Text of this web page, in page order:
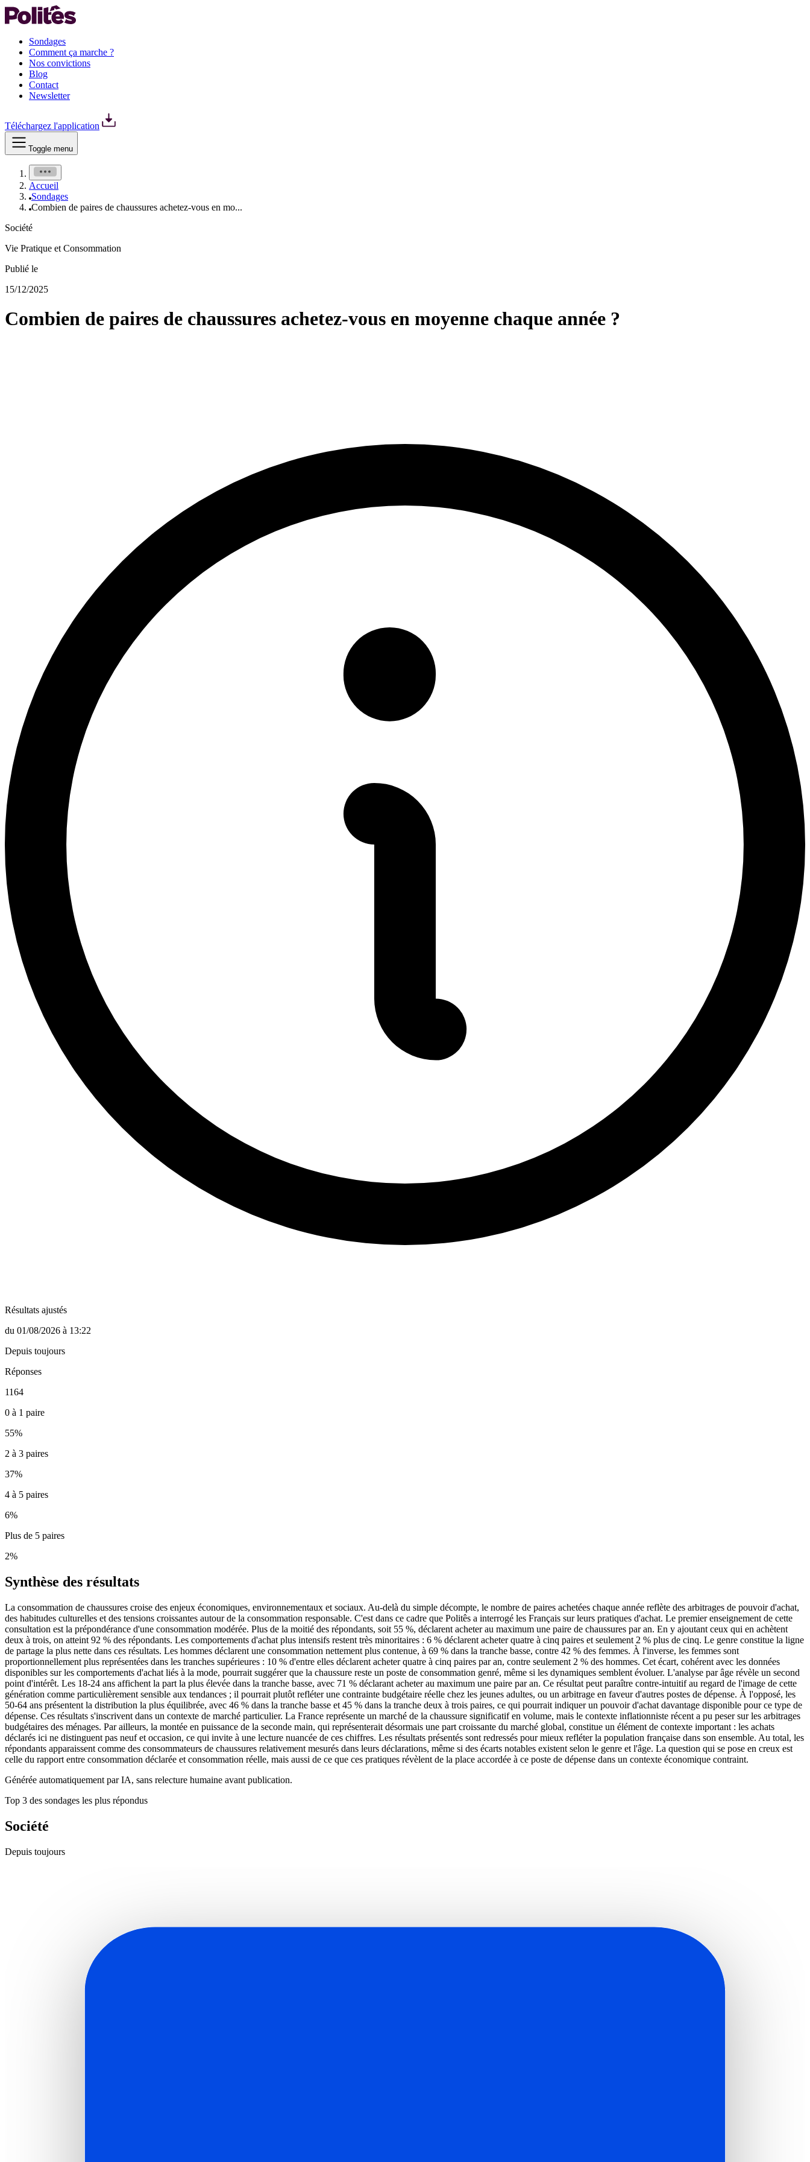
Sondages
Comment ça marche ?
Nos convictions
Blog
Contact
Newsletter
Téléchargez l'application
Toggle menu
Accueil
Sondages
Combien de paires de chaussures achetez-vous en mo...
Société
Vie Pratique et Consommation
Publié le
15/12/2025
Combien de paires de chaussures achetez-vous en moyenne chaque année ?
Résultats ajustés
du 01/08/2026 à 13:22
Depuis toujours
Réponses
1164
0 à 1 paire
55%
2 à 3 paires
37%
4 à 5 paires
6%
Plus de 5 paires
2%
Synthèse des résultats
La consommation de chaussures croise des enjeux économiques, environnementaux et sociaux. Au-delà du simple décompte, le nombre de paires achetées chaque année reflète des arbitrages de pouvoir d'achat,
des habitudes culturelles et des tensions croissantes autour de la consommation responsable. C'est dans ce cadre que Politês a interrogé les Français sur leurs pratiques d'achat. Le premier enseignement de cette
consultation est la prépondérance d'une consommation modérée. Plus de la moitié des répondants, soit 55 %, déclarent acheter au maximum une paire de chaussures par an. En y ajoutant ceux qui en achètent
deux à trois, on atteint 92 % des répondants. Les comportements d'achat plus intensifs restent très minoritaires : 6 % déclarent acheter quatre à cinq paires et seulement 2 % plus de cinq. Le genre constitue la ligne
de partage la plus nette dans ces résultats. Les hommes déclarent une consommation nettement plus contenue, à 69 % dans la tranche basse, contre 42 % des femmes. À l'inverse, les femmes sont
proportionnellement plus représentées dans les tranches supérieures : 10 % d'entre elles déclarent acheter quatre à cinq paires par an, contre seulement 2 % des hommes. Cet écart, cohérent avec les données
disponibles sur les comportements d'achat liés à la mode, pourrait suggérer que la chaussure reste un poste de consommation genré, même si les dynamiques semblent évoluer. L'analyse par âge révèle un second
point d'intérêt. Les 18-24 ans affichent la part la plus élevée dans la tranche basse, avec 71 % déclarant acheter au maximum une paire par an. Ce résultat peut paraître contre-intuitif au regard de l'image de cette
génération comme particulièrement sensible aux tendances ; il pourrait plutôt refléter une contrainte budgétaire réelle chez les jeunes adultes, ou un arbitrage en faveur d'autres postes de dépense. À l'opposé, les
50-64 ans présentent la distribution la plus équilibrée, avec 46 % dans la tranche basse et 45 % dans la tranche deux à trois paires, ce qui pourrait indiquer un pouvoir d'achat davantage disponible pour ce type de
dépense. Ces résultats s'inscrivent dans un contexte de marché particulier. La France représente un marché de la chaussure significatif en volume, mais le contexte inflationniste récent a pu peser sur les arbitrages
budgétaires des ménages. Par ailleurs, la montée en puissance de la seconde main, qui représenterait désormais une part croissante du marché global, constitue un élément de contexte important : les achats
déclarés ici ne distinguent pas neuf et occasion, ce qui invite à une lecture nuancée de ces chiffres. Les résultats présentés sont redressés pour mieux refléter la population française dans son ensemble. Au total, les
répondants apparaissent comme des consommateurs de chaussures relativement mesurés dans leurs déclarations, même si des écarts notables existent selon le genre et l'âge. La question qui se pose en creux est
celle du rapport entre consommation déclarée et consommation réelle, mais aussi de ce que ces pratiques révèlent de la place accordée à ce poste de dépense dans un contexte économique contraint.
Générée automatiquement par IA, sans relecture humaine avant publication.
Top 3 des sondages les plus répondus
Société
Depuis toujours